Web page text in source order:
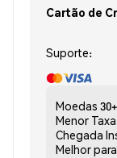
Cartão de
Suporte:
Moedas 30+
Menor Taxa
Chegada
Melhor para